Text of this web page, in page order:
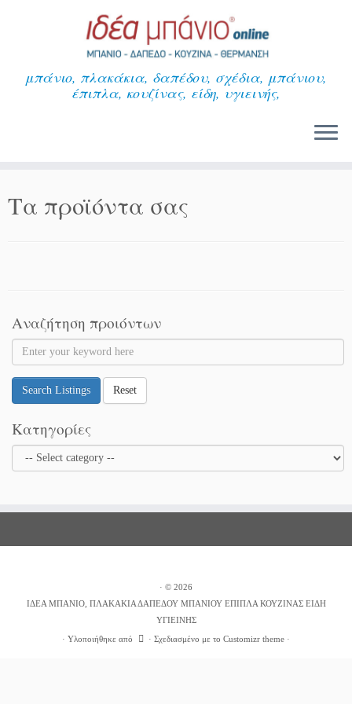
μπάνιο, πλακάκια, δαπέδου, σχέδια, μπάνιου,
έπιπλα, κουζίνας, είδη, υγιεινής,
Τα προϊόντα σας
Αναζήτηση προιόντων
Search Listings Reset
Κατηγορίες
· © 2026
ΙΔΕΑ ΜΠΑΝΙΟ, ΠΛΑΚΑΚΙΑ ΔΑΠΕΔΟΥ ΜΠΑΝΙΟΥ ΕΠΙΠΛΑ ΚΟΥΖΙΝΑΣ ΕΙΔΗ
ΥΓΙΕΙΝΗΣ
· Υλοποιήθηκε από · Σχεδιασμένο με το Customizr theme ·